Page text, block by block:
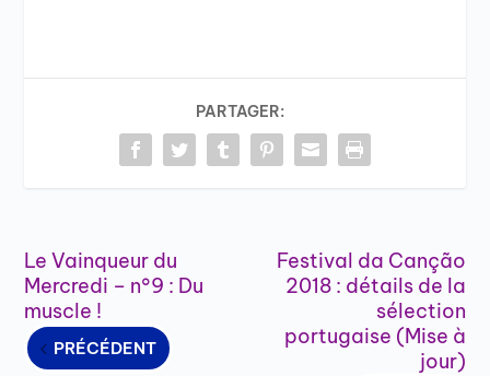
PARTAGER:
Le Vainqueur du
Mercredi – n°9 : Du
muscle !
PRÉCÉDENT
Festival da Canção
2018 : détails de la
sélection
portugaise (Mise à
jour)